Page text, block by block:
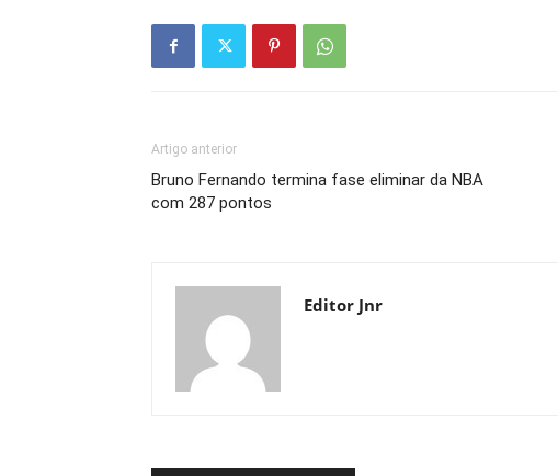
Artigo anterior
Bruno Fernando termina fase eliminar da NBA
com 287 pontos
Editor Jnr